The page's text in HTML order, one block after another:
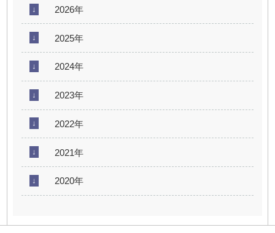
2026年
2025年
2024年
2023年
2022年
2021年
2020年